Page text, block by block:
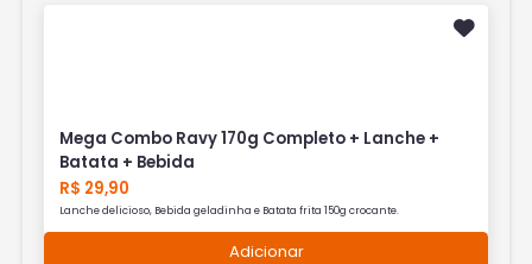
Mega Combo Ravy 170g Completo + Lanche +
Batata + Bebida
R$ 29,90
Lanche delicioso, Bebida geladinha e Batata frita 150g crocante.
Adicionar